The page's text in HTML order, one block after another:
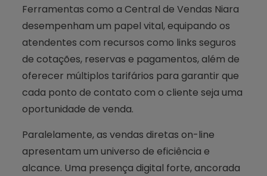
Ferramentas como a Central de Vendas Niara
desempenham um papel vital, equipando os
atendentes com recursos como links seguros
de cotações, reservas e pagamentos, além de
oferecer múltiplos tarifários para garantir que
cada ponto de contato com o cliente seja uma
oportunidade de venda.
Paralelamente, as vendas diretas on-line
apresentam um universo de eficiência e
alcance. Uma presença digital forte, ancorada